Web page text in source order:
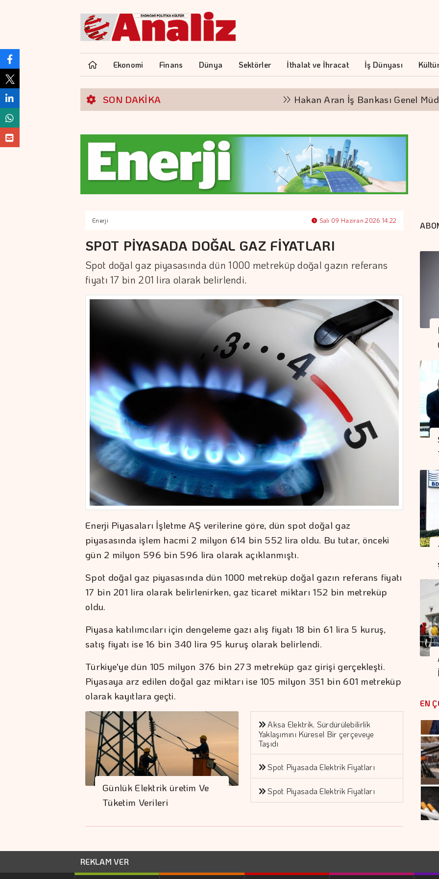
Ekonomi Finans Dünya Sektörler İthalat ve İhracat İş Dünyası
SON DAKİKA Hakan Aran İş Bankası Genel
Enerji Salı 09 Haziran 2026 14:22
SPOT PİYASADA DOĞAL GAZ FİYATLARI
Spot doğal gaz piyasasında dün 1000 metreküp doğal gazın referans
fiyatı 17 bin 201 lira olarak belirlendi.
Enerji Piyasaları İşletme AŞ verilerine göre, dün spot doğal gaz
piyasasında işlem hacmi 2 milyon 614 bin 552 lira oldu. Bu tutar, önceki
gün 2 milyon 596 bin 596 lira olarak açıklanmıştı.
Spot doğal gaz piyasasında dün 1000 metreküp doğal gazın referans fiyatı
17 bin 201 lira olarak belirlenirken, gaz ticaret miktarı 152 bin metreküp
oldu.
Piyasa katılımcıları için dengeleme gazı alış fiyatı 18 bin 61 lira 5 kuruş,
satış fiyatı ise 16 bin 340 lira 95 kuruş olarak belirlendi.
Türkiye'ye dün 105 milyon 376 bin 273 metreküp gaz girişi gerçekleşti.
Piyasaya arz edilen doğal gaz miktarı ise 105 milyon 351 bin 601 metreküp
olarak kayıtlara geçti.
Günlük Elektrik üretim Ve
Tüketim Verileri
Aksa Elektrik, Sürdürülebilirlik
Yaklaşımını Küresel Bir çerçeveye
Taşıdı
Spot Piyasada Elektrik Fiyatları
Spot Piyasada Elektrik Fiyatları
EN
REKLAM VER